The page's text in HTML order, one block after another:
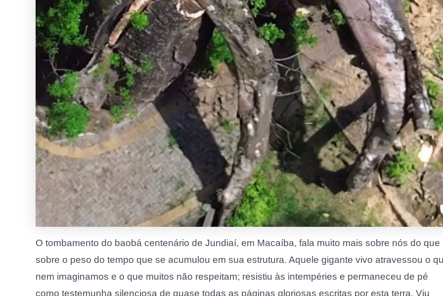
O tombamento do baobá centenário de Jundiaí, em Macaíba, fala muito mais sobre nós do que
sobre o peso do tempo que se acumulou em sua estrutura. Aquele gigante vivo atravessou o
nem imaginamos e o que muitos não respeitam; resistiu às intempéries e permaneceu de pé
como testemunha silenciosa de quase todas as páginas gloriosas escritas por esta terra. Viu